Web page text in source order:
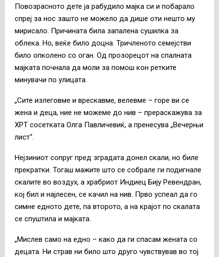
Повозрасното дете ја рабудило мајка си и побарало
спреј за нос зашто не можело да дише оти нешто му
мирисало. Причината била запалена сушилка за
облека. Но, веќе било доцна. Тричленото семејстви
било опколено со оган. Од прозорецот на спалната
мајката почнала да моли за помош кон ретките
минувачи по улицата.
„Сите излеговме и врескавме, велевме – горе ви се
жена и деца, ние не можеме до нив – прераскажува за
ХРТ сосетката Олга Павличевиќ, а пренесува „Вечерњи
лист“.
Нејзиниот сопруг пред зградата донел скали, но биле
прекратки. Тогаш мажите што се собрале ги подигнале
скалите во воздух, а храбриот Индиец Бију Ревендран,
кој бил и најлесен, се качил на нив. Прво успеал да го
симне едното дете, па второто, а на крајот по скалата
се спуштила и мајката.
„Мислев само на едно – како да ги спасам жената со
децата. Ни страв ни било што друго чувствував во тој